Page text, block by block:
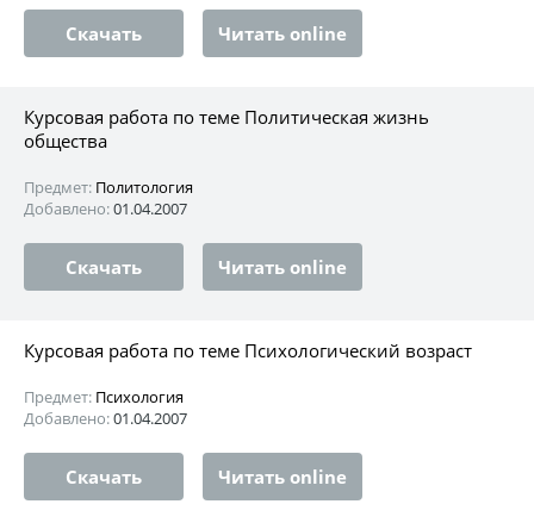
Скачать Читать online
Курсовая работа по теме Политическая жизнь
общества
Предмет: Политология
Добавлено:01.04.2007
Скачать Читать online
Курсовая работа по теме Психологический возраст
Предмет: Психология
Добавлено:01.04.2007
Скачать Читать online